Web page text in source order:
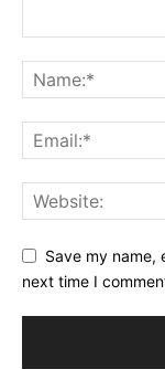
Save my name,
next time I